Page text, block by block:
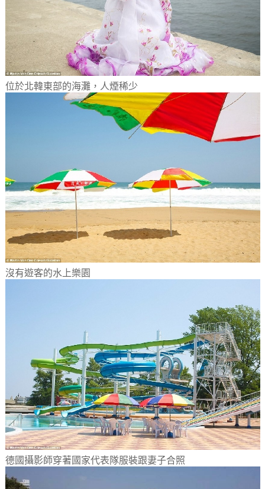
位於北韓東部的海灘，人煙稀少
沒有遊客的水上樂園
德國攝影師穿著國家代表隊服裝跟妻子合照